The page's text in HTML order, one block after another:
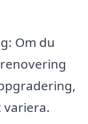
Om du
variera.